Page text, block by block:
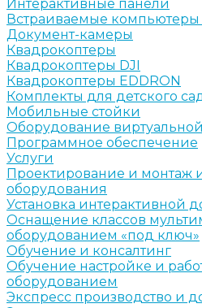
Интерактивные панели
Встраиваемые компьютеры
Документ-камеры
Квадрокоптеры
Квадрокоптеры DJI
Квадрокоптеры EDDRON
Комплекты для детского
Мобильные стойки
Оборудование
Программное обеспечение
Услуги
Проектирование и монтаж
оборудования
Установка интерактивной
Оснащение классов
оборудованием «под ключ»
Обучение и консалтинг
Обучение настройке и
оборудованием
Экспресс производство и